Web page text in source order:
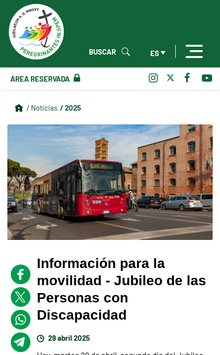
ES
BUSCAR
ÁREA RESERVADA
/ Noticias / 2025
Información para la
movilidad - Jubileo de las
Personas con
Discapacidad
29 abril 2025